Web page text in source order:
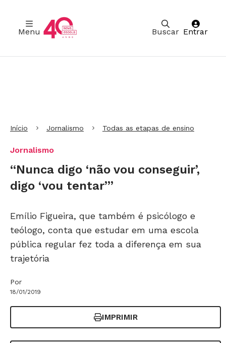
Buscar
Menu Entrar
Início Jornalismo Todas as etapas de ensino
Jornalismo
“Nunca digo ‘não vou conseguir’,
digo ‘vou tentar’”
Emílio Figueira, que também é psicólogo e
teólogo, conta que estudar em uma escola
pública regular fez toda a diferença em sua
trajetória
Por
18/01/2019
IMPRIMIR